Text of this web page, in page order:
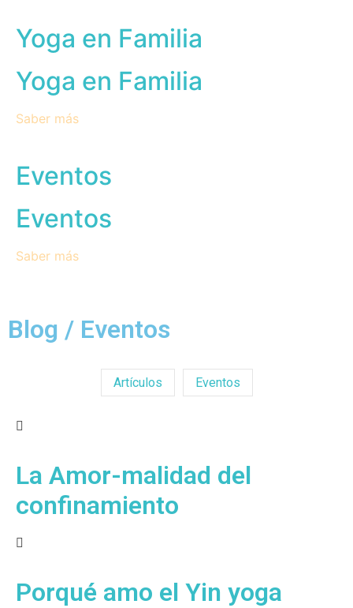
Yoga en Familia
Yoga en Familia
Saber más
Eventos
Eventos
Saber más
Blog / Eventos
Artículos Eventos
La Amor-malidad del
confinamiento
Porqué amo el Yin yoga